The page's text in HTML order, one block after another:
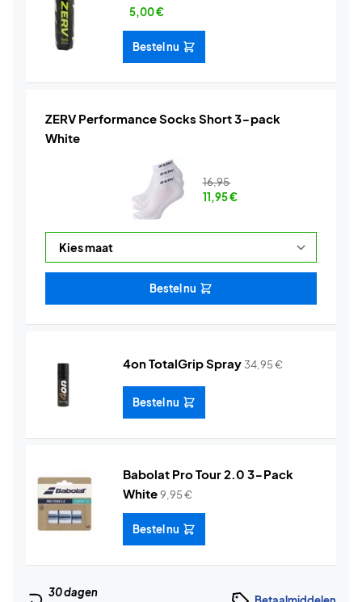
5,00€
Bestel nu
ZERV Performance Socks Short 3-pack
White
16,95
11,95€
Bestel nu
4on TotalGrip Spray 34,95€
Bestel nu
Babolat Pro Tour 2.0 3-Pack
White9,95€
Bestel nu
30 dagen